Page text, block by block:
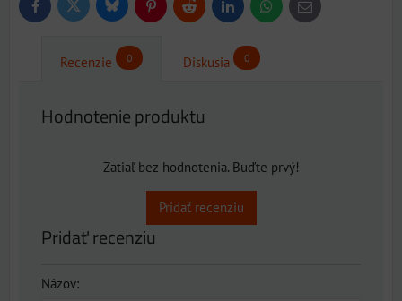
FacebookTwitter BlueskyPinterestReddit LinkedInWhatsApp
E-
mail
Recenzie 0 Diskusia 0
Hodnotenie produktu
Zatiaľ bez hodnotenia. Buďte prvý!
Pridať recenziu
Pridať recenziu
Názov: